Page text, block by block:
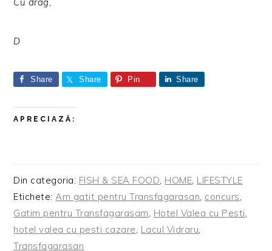
D
Share Share Pin Share
APRECIAZĂ:
Din categoria: FISH & SEA FOOD, HOME, LIFESTYLE
Etichete:Am gatit pentru Transfagarasan, concurs,
Gatim pentru Transfagarasam, Hotel Valea cu Pesti,
hotel valea cu pesti cazare, Lacul Vidraru,
Transfagarasan